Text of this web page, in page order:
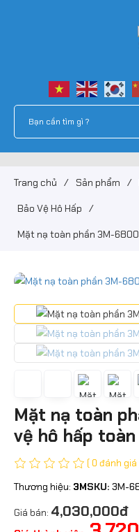
Trang chủ / Sản phẩm /
Bảo Vệ Hô Hấp /
Mặt nạ toàn phần 3M-
Mặt nạ toàn
vệ hô hấp
( 0 đánh giá
Thương hiệu: 3MSKU: 3M-
Giá bán: 4,030,000đ